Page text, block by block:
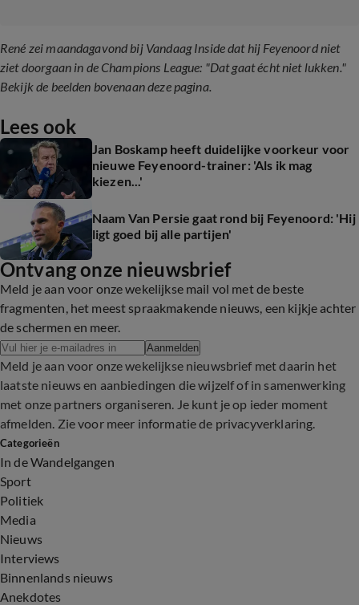
René zei maandagavond bij Vandaag Inside dat hij Feyenoord niet
ziet doorgaan in de Champions League: "Dat gaat écht niet lukken."
Bekijk de beelden bovenaan deze pagina.
Lees ook
Jan Boskamp heeft duidelijke voorkeur voor
nieuwe Feyenoord-trainer: 'Als ik mag
kiezen...'
Naam Van Persie gaat rond bij Feyenoord: 'Hij
ligt goed bij alle partijen'
Ontvang onze nieuwsbrief
Meld je aan voor onze wekelijkse mail vol met de beste
fragmenten, het meest spraakmakende nieuws, een kijkje achter
de schermen en meer.
Aanmelden
Meld je aan voor onze wekelijkse nieuwsbrief met daarin het
laatste nieuws en aanbiedingen die wijzelf of in samenwerking
met onze partners organiseren. Je kunt je op ieder moment
afmelden. Zie voor meer informatie de privacyverklaring.
Categorieën
In de Wandelgangen
Sport
Politiek
Media
Nieuws
Interviews
Binnenlands nieuws
Anekdotes